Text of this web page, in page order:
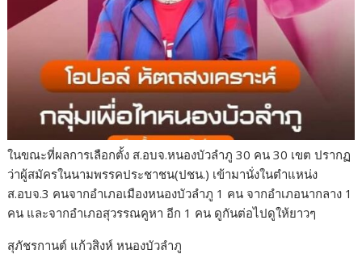
ในขณะที่ผลการเลือกตั้ง ส.อบจ.หนองบัวลำภู 30 คน 30 เขต ปรากฏ
ว่าผู้สมัครในนามพรรคประชาชน(ปชน.) เข้ามานั่งในตำแหน่ง
ส.อบจ.3 คนจากอำเภอเมืองหนองบัวลำภู 1 คน จากอำเภอนากลาง 1
คน และจากอำเภอสุวรรณคูหา อีก 1 คน ดูกันต่อไปดูให้ยาวๆ
สุภัชรกานต์ แก้วสิงห์ หนองบัวลำภู